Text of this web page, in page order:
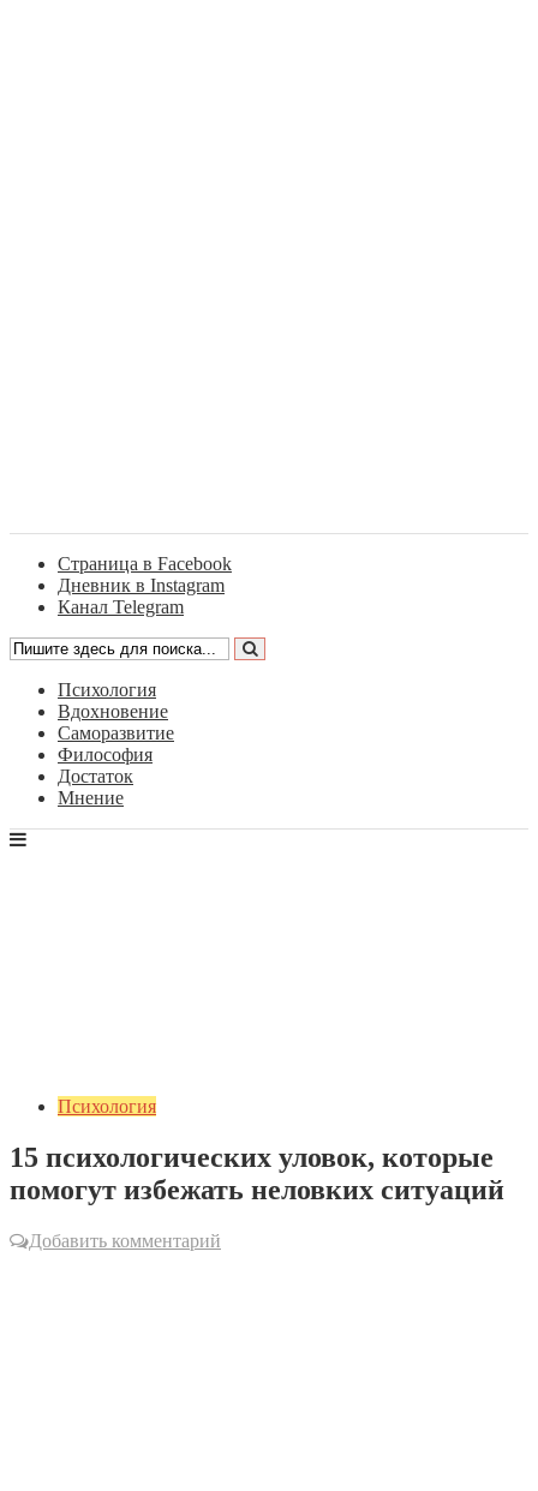
Страница в Facebook
Дневник в Instagram
Канал Telegram
Психология
Вдохновение
Саморазвитие
Философия
Достаток
Мнение
Психология
15 психологических уловок, которые
помогут избежать неловких ситуаций
Добавить комментарий